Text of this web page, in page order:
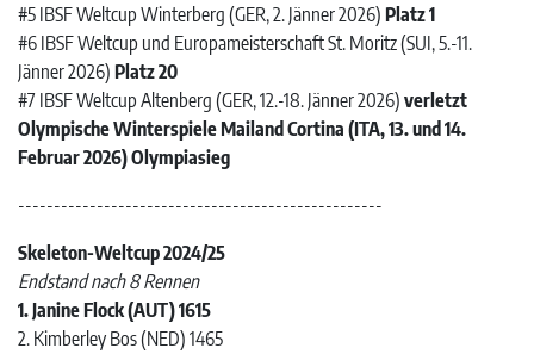
#5 IBSF Weltcup Winterberg (GER, 2. Jänner 2026) Platz 1
#6 IBSF Weltcup und Europameisterschaft St. Moritz (SUI, 5.-11.
Jänner 2026) Platz 20
#7 IBSF Weltcup Altenberg (GER, 12.-18. Jänner 2026) verletzt
Olympische Winterspiele Mailand Cortina (ITA, 13. und 14.
Februar 2026) Olympiasieg
---------------------------------------------------
Skeleton-Weltcup 2024/25
Endstand nach 8 Rennen
1. Janine Flock (AUT) 1615
2. Kimberley Bos (NED) 1465